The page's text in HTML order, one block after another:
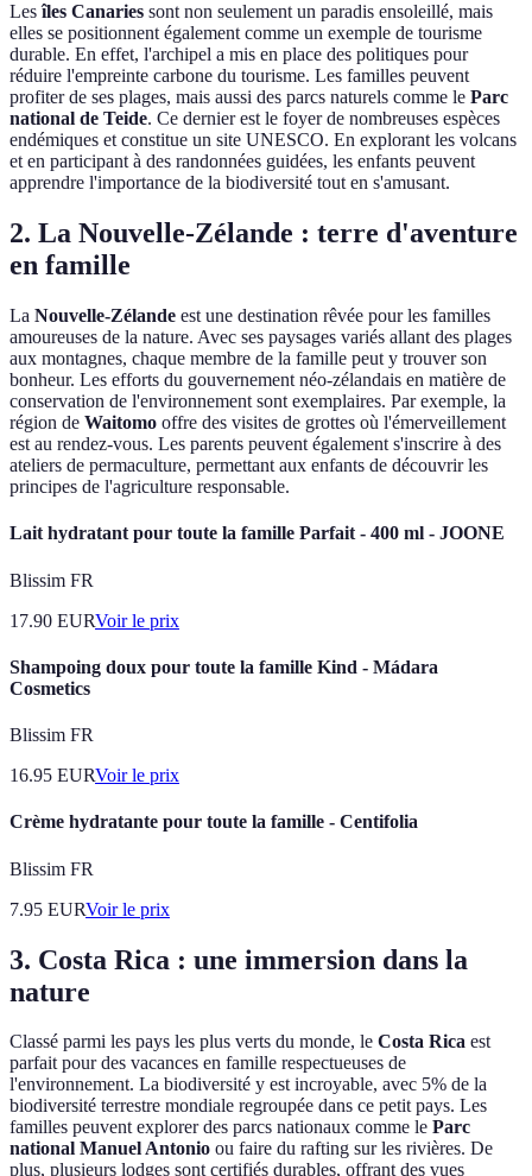
Lesîles Canaries sont non seulement un paradis ensoleillé, mais
elles se positionnent également comme un exemple de tourisme
durable. En effet, l'archipel a mis en place des politiques pour
réduire l'empreinte carbone du tourisme. Les familles peuvent
profiter de ses plages, mais aussi des parcs naturels comme le Parc
national de Teide. Ce dernier est le foyer de nombreuses espèces
endémiques et constitue un site UNESCO. En explorant les volcans
et en participant à des randonnées guidées, les enfants peuvent
apprendre l'importance de la biodiversité tout en s'amusant.
2. La Nouvelle-Zélande : terre d'aventure
en famille
La Nouvelle-Zélande est une destination rêvée pour les familles
amoureuses de la nature. Avec ses paysages variés allant des plages
aux montagnes, chaque membre de la famille peut y trouver son
bonheur. Les efforts du gouvernement néo-zélandais en matière de
conservation de l'environnement sont exemplaires. Par exemple, la
région de Waitomo offre des visites de grottes où l'émerveillement
est au rendez-vous. Les parents peuvent également s'inscrire à des
ateliers de permaculture, permettant aux enfants de découvrir les
principes de l'agriculture responsable.
Lait hydratant pour toute la famille Parfait - 400 ml - JOONE
Blissim FR
17.90 EURVoir le prix
Shampoing doux pour toute la famille Kind - Mádara
Cosmetics
Blissim FR
16.95 EURVoir le prix
Crème hydratante pour toute la famille - Centifolia
Blissim FR
7.95 EURVoir le prix
3. Costa Rica : une immersion dans la
nature
Classé parmi les pays les plus verts du monde, le Costa Rica est
parfait pour des vacances en famille respectueuses de
l'environnement. La biodiversité y est incroyable, avec 5% de la
biodiversité terrestre mondiale regroupée dans ce petit pays. Les
familles peuvent explorer des parcs nationaux comme le Parc
national Manuel Antonio ou faire du rafting sur les rivières. De
plus, plusieurs lodges sont certifiés durables, offrant des vues